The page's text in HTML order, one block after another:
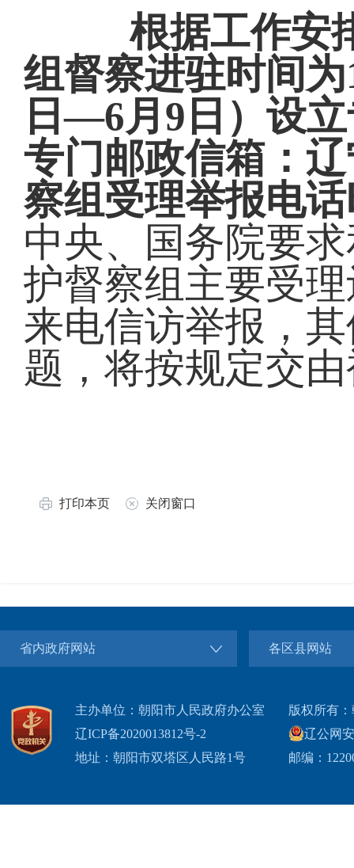
根据工作安
组督察进驻时间
日—6月9日）设立
专门邮政信箱：
察组受理举报电
中央、国务院要
护督察组主要受
来电信访举报，
题，将按规定交
打印本页 关闭窗口
省内政府网站 各区县网站
主办单位：朝阳市人民政府办公室
辽ICP备2020013812号-2
地址：朝阳市双塔区人民路1号
版权所有
辽公网
邮编：